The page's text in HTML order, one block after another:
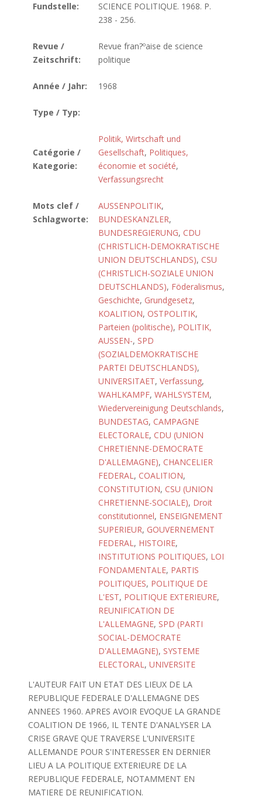
Fundstelle:
SCIENCE POLITIQUE. 1968. P.
238 - 256.
Revue /
Zeitschrift:
Revue fran?ºaise de science
politique
Année / Jahr: 1968
Type / Typ:
Catégorie /
Kategorie:
Politik, Wirtschaft und
Gesellschaft, Politiques,
économie et société,
Verfassungsrecht
Mots clef /
Schlagworte:
AUSSENPOLITIK,
BUNDESKANZLER,
BUNDESREGIERUNG, CDU
(CHRISTLICH-DEMOKRATISCHE
UNION DEUTSCHLANDS), CSU
(CHRISTLICH-SOZIALE UNION
DEUTSCHLANDS), Föderalismus,
Geschichte, Grundgesetz,
KOALITION, OSTPOLITIK,
Parteien (politische), POLITIK,
AUSSEN-, SPD
(SOZIALDEMOKRATISCHE
PARTEI DEUTSCHLANDS),
UNIVERSITAET, Verfassung,
WAHLKAMPF, WAHLSYSTEM,
Wiedervereinigung Deutschlands,
BUNDESTAG, CAMPAGNE
ELECTORALE, CDU (UNION
CHRETIENNE-DEMOCRATE
D'ALLEMAGNE), CHANCELIER
FEDERAL, COALITION,
CONSTITUTION, CSU (UNION
CHRETIENNE-SOCIALE), Droit
constitutionnel, ENSEIGNEMENT
SUPERIEUR, GOUVERNEMENT
FEDERAL, HISTOIRE,
INSTITUTIONS POLITIQUES, LOI
FONDAMENTALE, PARTIS
POLITIQUES, POLITIQUE DE
L'EST, POLITIQUE EXTERIEURE,
REUNIFICATION DE
L'ALLEMAGNE, SPD (PARTI
SOCIAL-DEMOCRATE
D'ALLEMAGNE), SYSTEME
ELECTORAL, UNIVERSITE
L'AUTEUR FAIT UN ETAT DES LIEUX DE LA
REPUBLIQUE FEDERALE D'ALLEMAGNE DES
ANNEES 1960. APRES AVOIR EVOQUE LA GRANDE
COALITION DE 1966, IL TENTE D'ANALYSER LA
CRISE GRAVE QUE TRAVERSE L'UNIVERSITE
ALLEMANDE POUR S'INTERESSER EN DERNIER
LIEU A LA POLITIQUE EXTERIEURE DE LA
REPUBLIQUE FEDERALE, NOTAMMENT EN
MATIERE DE REUNIFICATION.